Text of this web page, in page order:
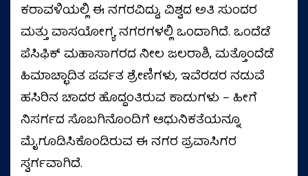
ಕರಾವಳಿಯಲ್ಲಿ ಈ ನಗರವಿದ್ದು, ವಿಶ್ವದ ಅತಿ ಸುಂದರ
ಮತ್ತು ವಾಸಯೋಗ್ಯ ನಗರಗಳಲ್ಲಿ ಒಂದಾಗಿದೆ. ಒಂದೆಡೆ
ಪೆಸಿಫಿಕ್ ಮಹಾಸಾಗರದ ನೀಲ ಜಲರಾಶಿ, ಮತ್ತೊಂದೆಡೆ
ಹಿಮಾಚ್ಛಾದಿತ ಪರ್ವತ ಶ್ರೇಣಿಗಳು, ಇವೆರಡರ ನಡುವೆ
ಹಸಿರಿನ ಚಾದರ ಹೊದ್ದಂತಿರುವ ಕಾಡುಗಳು – ಹೀಗೆ
ನಿಸರ್ಗದ ಸೊಬಗಿನೊಂದಿಗೆ ಆಧುನಿಕತೆಯನ್ನೂ
ಮೈಗೂಡಿಸಿಕೊಂಡಿರುವ ಈ ನಗರ ಪ್ರವಾಸಿಗರ
ಸ್ವರ್ಗವಾಗಿದೆ.